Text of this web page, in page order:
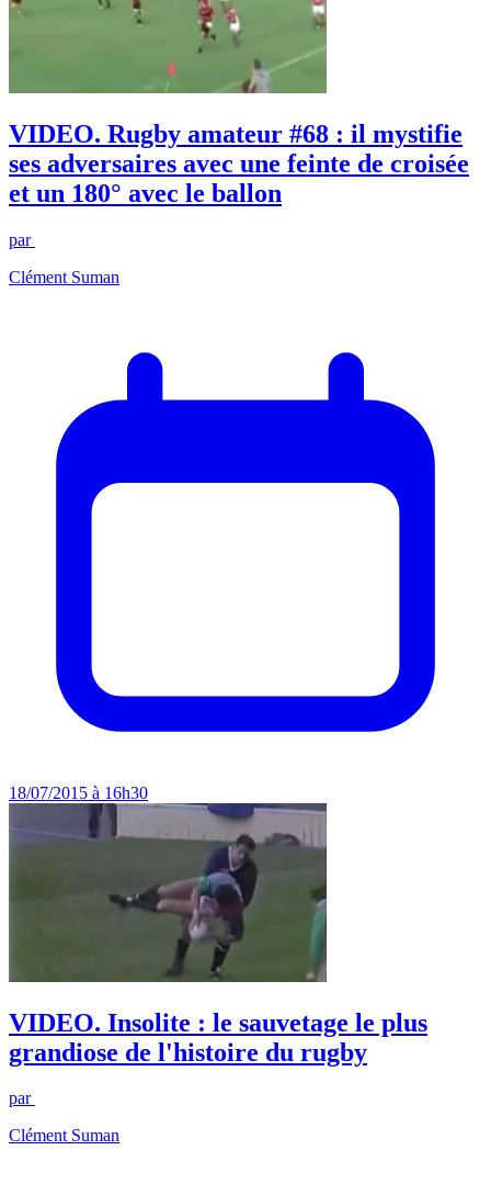
VIDEO. Rugby amateur #68 : il mystifie
ses adversaires avec une feinte de croisée
et un 180° avec le ballon
par
Clément Suman
18/07/2015 à 16h30
VIDEO. Insolite : le sauvetage le plus
grandiose de l'histoire du rugby
par
Clément Suman